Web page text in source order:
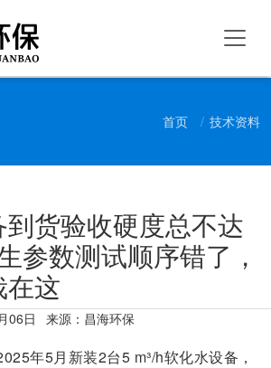
首页 技术资料
货验收硬度总不达
参数测试顺序错了，
这
06日 来源：昌海环保
年5月新装2台5 m³/h软化水设备，